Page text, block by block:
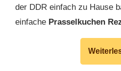
der DDR einfach zu Hause
einfache Prasselkuchen